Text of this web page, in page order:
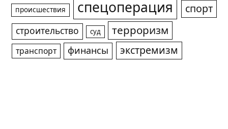
происшествия спецоперация спорт
строительство суд терроризм
транспорт финансы экстремизм